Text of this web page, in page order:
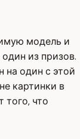
модель и
из призов.
на один с этой
картинки в
того, что